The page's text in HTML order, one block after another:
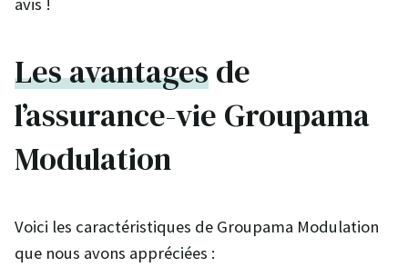
Les avantagesde
l’assurance-vie Groupama
Modulation
Voici les caractéristiques de Groupama Modulation
que nous avons appréciées :